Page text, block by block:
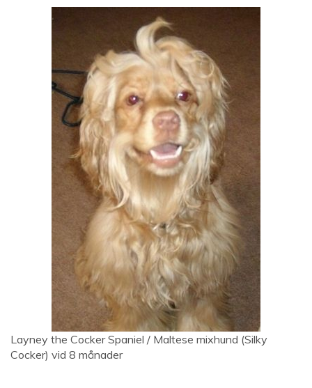
Layney the Cocker Spaniel / Maltese mixhund (Silky
Cocker) vid 8 månader